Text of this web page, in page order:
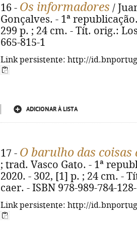
16 - Os informadores /
Gonçalves. - 1ª
299 p. ; 24 cm. - Tít. orig.:
665-815-1
Link persistente: http://
ADICIONAR À LISTA
17 - O barulho das coisas
; trad. Vasco Gato. - 1ª
2020. - 302, [1] p. ; 24 cm. -
caer. - ISBN 978-989-784-
Link persistente: http://